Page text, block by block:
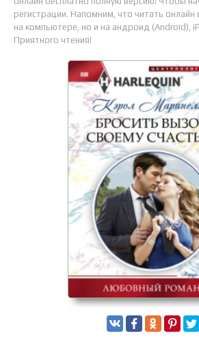
регистрации. Напомним, что читать
на компьютере, но и на андроид (Android),
Приятного чтения!